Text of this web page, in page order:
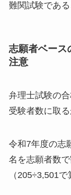
難関試験であ
志願者ベース
注意
弁理士試験の
受験者数に取
令和7年度の志
名を志願者数
（205÷3,501で